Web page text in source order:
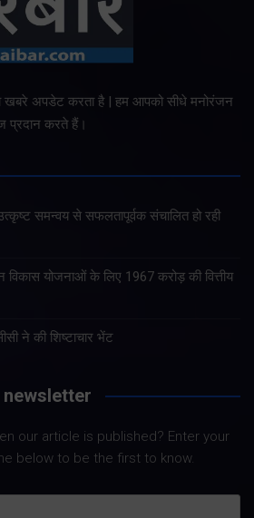
खबरे अपडेट करता है | हम आपको सीधे मनोरंजन
प्रदान करते हैं।
समन्वय से सफलतापूर्वक संचालित हो रही
विकास योजनाओं के लिए 1967 करोड़ की वित्तीय
ने की शिष्टाचार भेंट
our article is published? Enter your
below to be the first to know.